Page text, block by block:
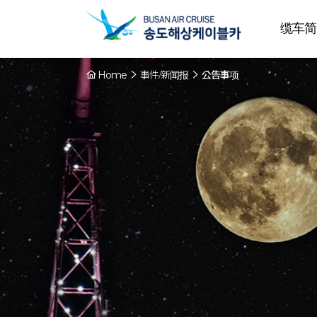
缆车
Home 事件/新闻报 公告事项